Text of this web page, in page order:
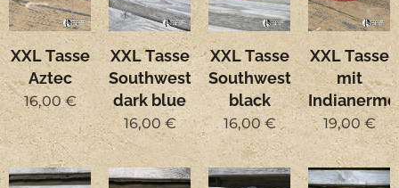
XXL Tasse
Aztec
16,00€
XXL Tasse
Southwest
dark blue
16,00€
XXL Tasse
Southwest
black
16,00€
XXL Tasse
mit
19,00€